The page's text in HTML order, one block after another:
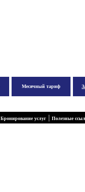
Месячный тариф
Бронирование услуг | Полезные